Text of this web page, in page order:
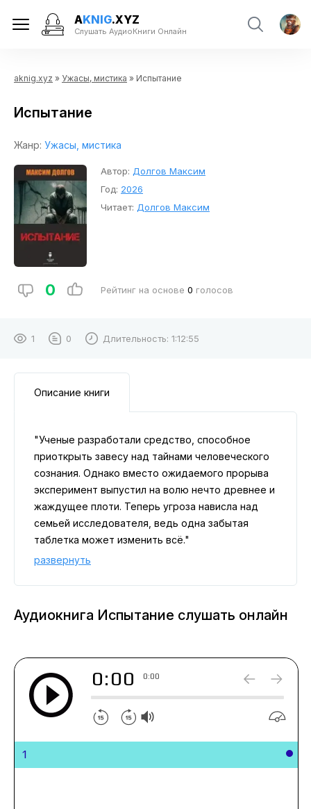
AKNIG.XYZ
Слушать АудиоКниги Онлайн
aknig.xyz » Ужасы, мистика » Испытание
Испытание
Жанр: Ужасы, мистика
Автор: Долгов Максим
Год: 2026
Читает: Долгов Максим
0 Рейтинг на основе 0 голосов
1 0 Длительность: 1:12:55
Описание книги
"Ученые разработали средство, способное
приоткрыть завесу над тайнами человеческого
сознания. Однако вместо ожидаемого прорыва
эксперимент выпустил на волю нечто древнее и
жаждущее плоти. Теперь угроза нависла над
семьей исследователя, ведь одна забытая
таблетка может изменить всё."
развернуть
Аудиокнига Испытание слушать онлайн
0:00 0:00
1